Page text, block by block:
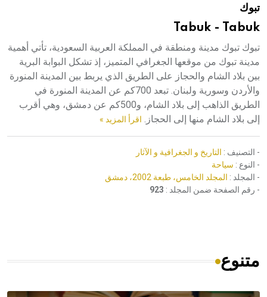
تبوك
Tabuk - Tabuk
تبوك تبوك مدينة ومنطقة في المملكة العربية السعودية، تأتي أهمية
مدينة تبوك من موقعها الجغرافي المتميز، إذ تشكل البوابة البرية
بين بلاد الشام والحجاز على الطريق الذي يربط بين المدينة المنورة
والأردن وسورية ولبنان. تبعد 700كم عن المدينة المنورة في
الطريق الذاهب إلى بلاد الشام، و500كم عن دمشق، وهي أقرب
إلى بلاد الشام منها إلى الحجاز. اقرأ المزيد »
- التصنيف : التاريخ و الجغرافية و الآثار
- النوع : سياحة
- المجلد : المجلد الخامس، طبعة 2002، دمشق
- رقم الصفحة ضمن المجلد : 923
متنوع